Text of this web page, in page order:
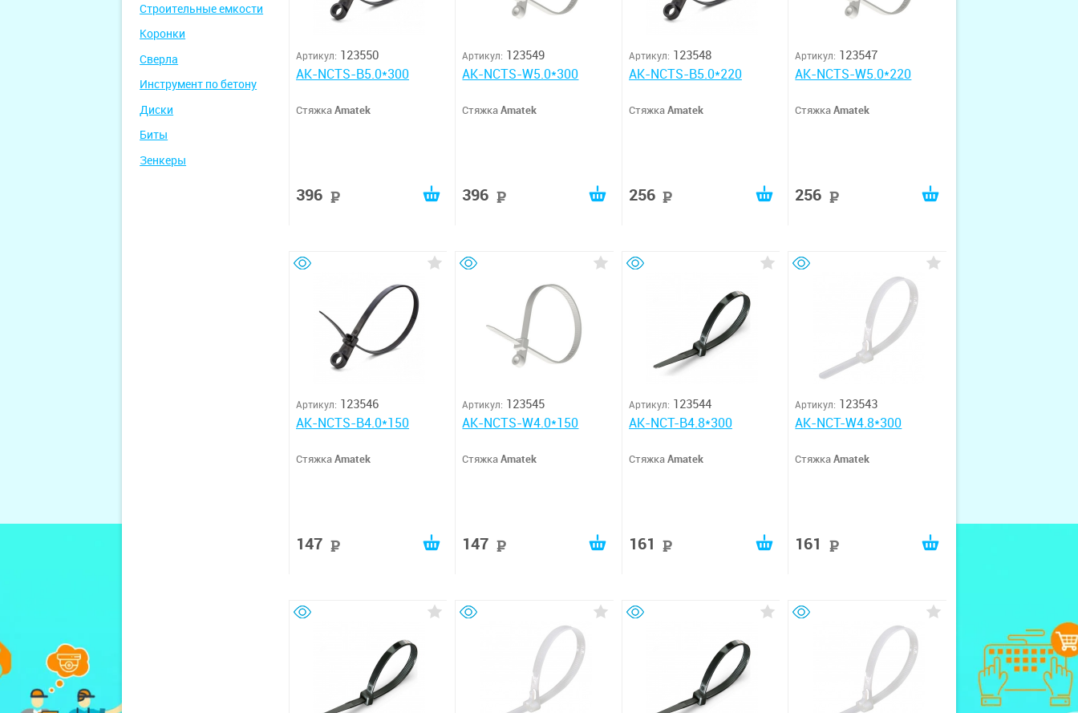
Строительные емкости
Коронки
Сверла
Инструмент по бетону
Диски
Биты
Зенкеры
Артикул: 123550
AK-NCTS-B5.0*300
СтяжкаAmatek
396
Артикул: 123549
AK-NCTS-W5.0*300
СтяжкаAmatek
396
Артикул: 123548
AK-NCTS-B5.0*220
СтяжкаAmatek
256
Артикул: 123547
AK-NCTS-W5.0*220
СтяжкаAmatek
256
Артикул: 123546
AK-NCTS-B4.0*150
СтяжкаAmatek
147
Артикул: 123545
AK-NCTS-W4.0*150
СтяжкаAmatek
147
Артикул: 123544
AK-NCT-B4.8*300
СтяжкаAmatek
161
Артикул: 123543
AK-NCT-W4.8*300
СтяжкаAmatek
161